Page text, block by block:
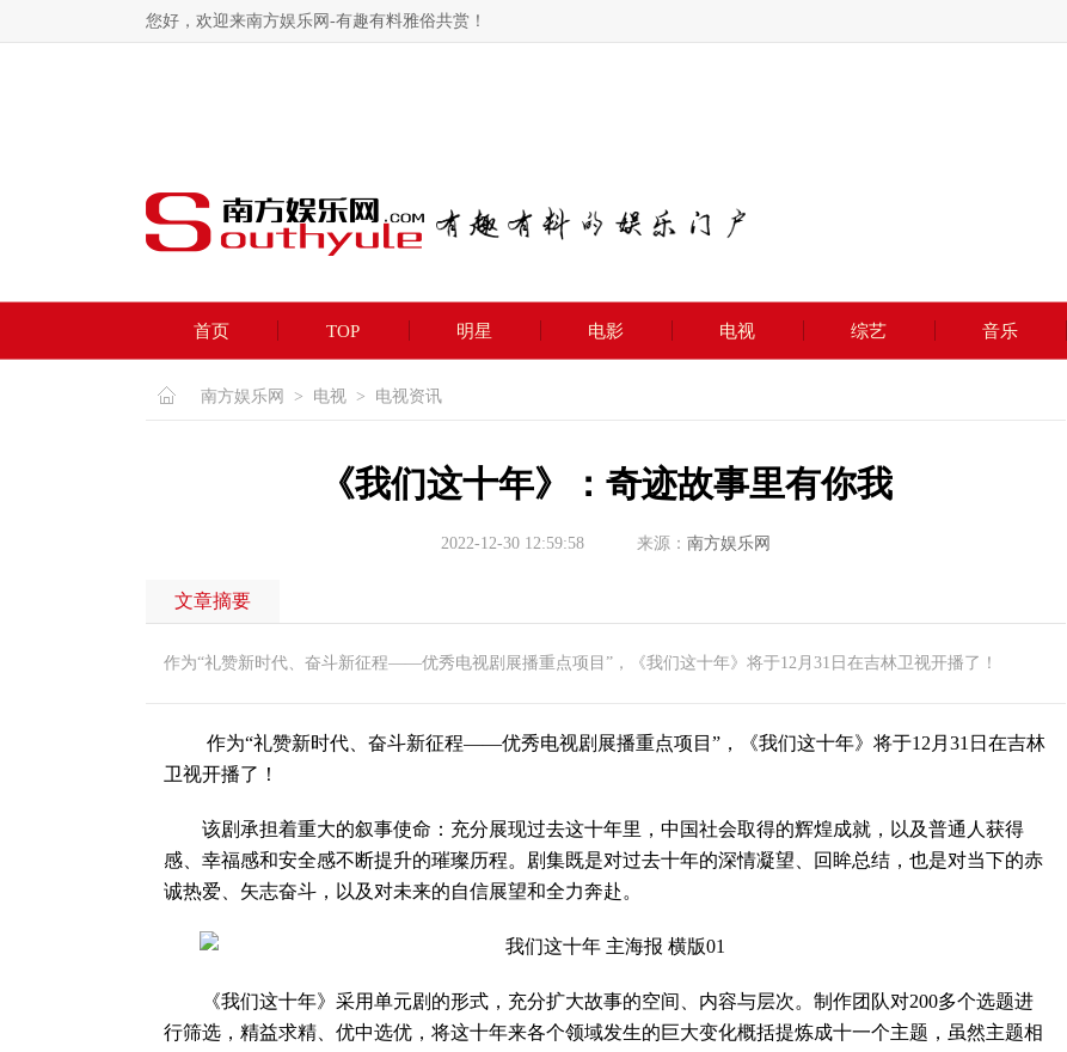
您好，欢迎来南方娱乐网-有趣有料雅俗共赏！
首页 TOP 明星 电影 电视 综艺 音乐
南方娱乐网 > 电视 > 电视资讯
《我们这十年》：奇迹故事里有你我
2022-12-30 12:59:58 来源： 南方娱乐网
文章摘要
作为“礼赞新时代、奋斗新征程——优秀电视剧展播重点项目”，《我们这十年》将于12月31日在吉林卫视开播了！
作为“礼赞新时代、奋斗新征程——优秀电视剧展播重点项目”，《我们这十年》将于12月31日在吉林
卫视开播了！
该剧承担着重大的叙事使命：充分展现过去这十年里，中国社会取得的辉煌成就，以及普通人获得
感、幸福感和安全感不断提升的璀璨历程。剧集既是对过去十年的深情凝望、回眸总结，也是对当下的赤
诚热爱、矢志奋斗，以及对未来的自信展望和全力奔赴。
《我们这十年》采用单元剧的形式，充分扩大故事的空间、内容与层次。制作团队对200多个选题进
行筛选，精益求精、优中选优，将这十年来各个领域发生的巨大变化概括提炼成十一个主题，虽然主题相